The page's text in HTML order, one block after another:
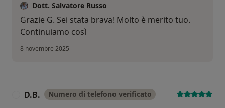
Dott. Salvatore Russo
Grazie G. Sei stata brava! Molto è merito tuo.
Continuiamo così
8 novembre 2025
D.B. Numero di telefono verificato